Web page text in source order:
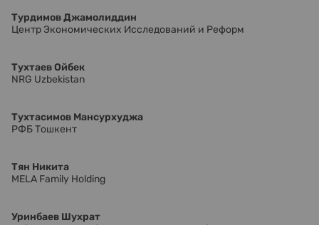
Турдимов Джамолиддин
Центр Экономических Исследований и Реформ
Тухтаев Ойбек
NRG Uzbekistan
Тухтасимов Мансурхуджа
РФБ Тошкент
Тян Никита
MELA Family Holding
Уринбаев Шухрат